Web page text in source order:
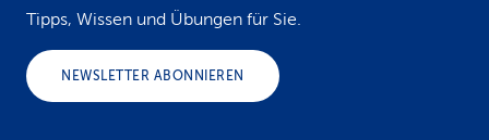
Tipps, Wissen und Übungen für Sie.
NEWSLETTER ABONNIEREN